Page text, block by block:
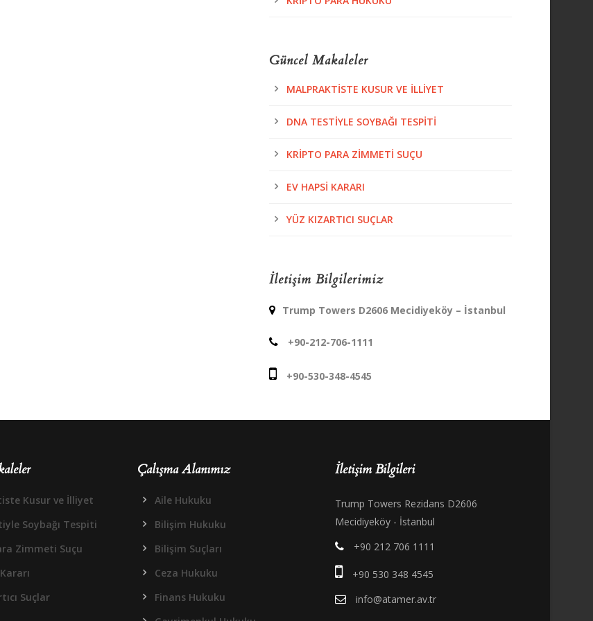
Güncel Makaleler
MALPRAKTISTE KUSUR VE İLLIYET
DNA TESTIYLE SOYBAĞI TESPITI
KRIPTO PARA ZIMMETI SUÇU
EV HAPSI KARARI
YÜZ KIZARTICI SUÇLAR
İletişim Bilgilerimiz
Trump Towers D2606 Mecidiyeköy – İstanbul
+90-212-706-1111
+90-530-348-4545
Kusur ve İlliyet
Soybağı Tespiti
Zimmeti Suçu
Suçlar
Çalışma Alanımız
Aile Hukuku
Bilişim Hukuku
Bilişim Suçları
Ceza Hukuku
Finans Hukuku
İletişim Bilgileri
Trump Towers Rezidans D2606
Mecidiyeköy - İstanbul
+90 212 706 1111
+90 530 348 4545
info@atamer.av.tr